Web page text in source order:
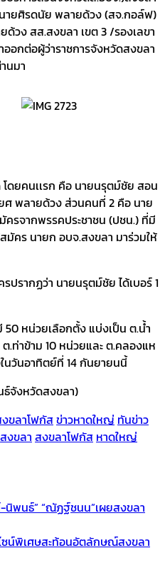
ายศิรดนัย พลายด้วง (สจ.กอล์ฟ)
วง สส.สงขลา เขต 3 /รองเลขา
อกต่อผู้ว่าราชการจังหวัดสงขลา
นมา
ดยคนเเรก คือ นายนรุตม์ชัย สอน
ศ พลายด้วง ส่วนคนที่ 2 คือ นาย
จากพรรคประชาชน (ปชน.) ที่มี
คร นายก อบจ.สงขลา มาร่วมให้
ปรากฏว่า นายนรุตม์ชัย ได้เบอร์ 1
หน่วยเลือกตั้ง แบ่งเป็น ต.น้ำ
.ท่าข้าม 10 หน่วยและ ต.คลองแห
นวันอาทิตย์ที่ 14 กันยายนนี้
จังหวัดสงขลา)
ขลาโฟกัสข่าวหาดใหญ่ ทันข่าว
สงขลา สงขลาโฟกัส หาดใหญ่
พนธ์” “ณัฏฐ์ชนน”เผยสงขลา
ซน์พิเศษสะท้อนอัตลักษณ์สงขลา